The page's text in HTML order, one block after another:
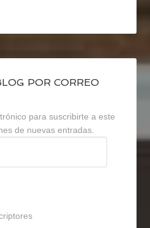
POR CORREO
para suscribirte a este
de nuevas entradas.